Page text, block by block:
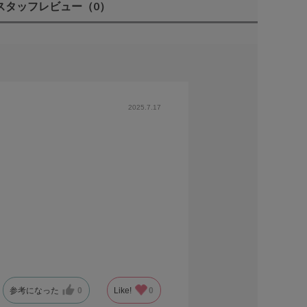
タッフレビュー （0）
2025.7.17
参考になった 0 Like! 0